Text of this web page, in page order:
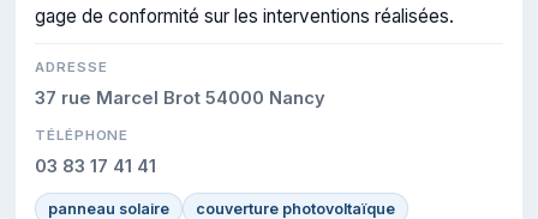
gage de conformité sur les interventions réalisées.
ADRESSE
37 rue Marcel Brot 54000 Nancy
TÉLÉPHONE
03 83 17 41 41
panneau solaire
couverture photovoltaïque